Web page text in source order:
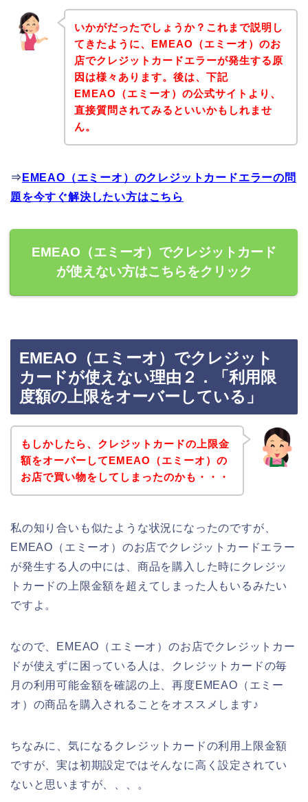
いかがだったでしょうか？これまで説明し
てきたように、EMEAO（エミーオ）のお
店でクレジットカードエラーが発生する原
因は様々あります。後は、下記
EMEAO（エミーオ）の公式サイトより、
直接質問されてみるといいかもしれませ
ん。
⇒ EMEAO（エミーオ）のクレジットカードエラーの問
題を今すぐ解決したい方はこちら
EMEAO（エミーオ）でクレジットカード
が使えない方はこちらをクリック
EMEAO（エミーオ）でクレジット
カードが使えない理由２．「利用限
度額の上限をオーバーしている」
もしかしたら、クレジットカードの上限金
額をオーバーしてEMEAO（エミーオ）の
お店で買い物をしてしまったのかも・・・
私の知り合いも似たような状況になったのですが、
EMEAO（エミーオ）のお店でクレジットカードエラー
が発生する人の中には、商品を購入した時にクレジッ
トカードの上限金額を超えてしまった人もいるみたい
ですよ。
なので、EMEAO（エミーオ）のお店でクレジットカー
ドが使えずに困っている人は、クレジットカードの毎
月の利用可能金額を確認の上、再度EMEAO（エミー
オ）の商品を購入されることをオススメします♪
ちなみに、気になるクレジットカードの利用上限金額
ですが、実は初期設定ではそんなに高く設定されてい
ないと思いますが、、、。